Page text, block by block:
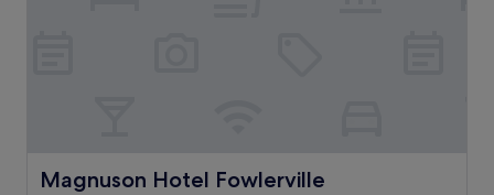
Magnuson Hotel Fowlerville
Magnuson Hotel Fowlerville